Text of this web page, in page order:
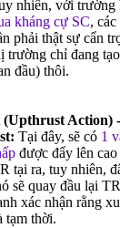
nhiên, với trường
kháng cự SC,
phải thật sự cẩn
trường chỉ đang
đầu) thôi.
(Upthrust Action)
Tại đây, sẽ có 1
được đẩy lên
tại ra, tuy nhiên,
sẽ quay đầu lại
xác nhận rằng
tạm thời.